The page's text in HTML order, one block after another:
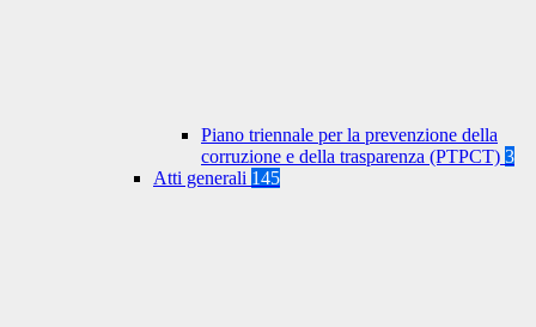
Piano triennale per la prevenzione della
corruzione e della trasparenza (PTPCT) 3
Atti generali 145